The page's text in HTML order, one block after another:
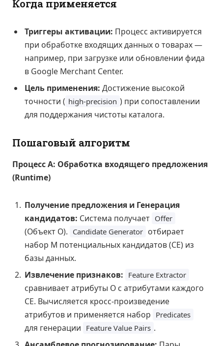
Когда применяется
Триггеры активации: Процесс активируется
при обработке входящих данных о товарах —
например, при загрузке или обновлении фида
в Google Merchant Center.
Цель применения: Достижение высокой
точности ( high-precision ) при сопоставлении
для поддержания чистоты каталога.
Пошаговый алгоритм
Процесс А: Обработка входящего предложения
(Runtime)
Получение предложения и Генерация
кандидатов: Система получает Offer
(Объект O). Candidate Generator отбирает
набор M потенциальных кандидатов (CE) из
базы данных.
Извлечение признаков: Feature Extractor
сравнивает атрибуты O с атрибутами каждого
CE. Вычисляется кросс-произведение
атрибутов и применяется набор Predicates
для генерации Feature Value Pairs .